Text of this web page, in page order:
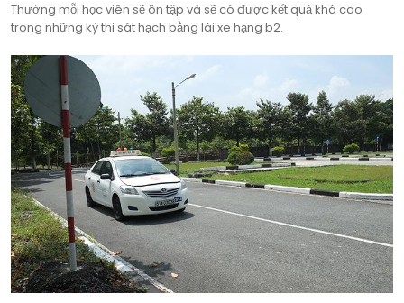
Thường mỗi học viên sẽ ôn tập và sẽ có được kết quả khá cao
trong những kỳ thi sát hạch bằng lái xe hạng b2.